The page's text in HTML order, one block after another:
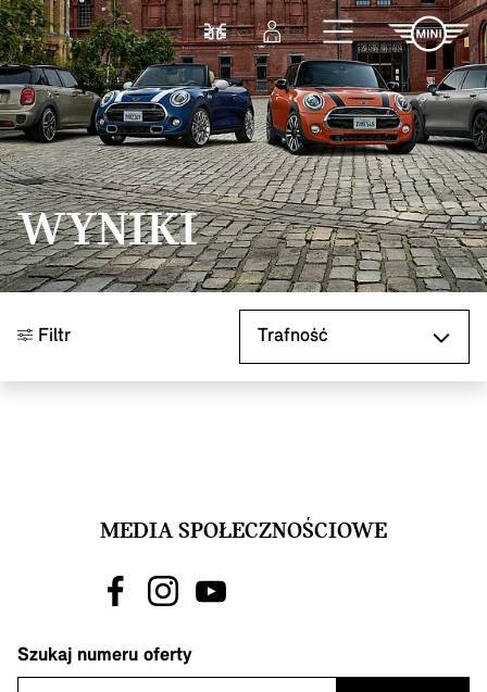
Przejdź do głównej treści
PorównajZaloguj się
WYNIKI
Filtr
MEDIA SPOŁECZNOŚCIOWE
Szukaj numeru oferty